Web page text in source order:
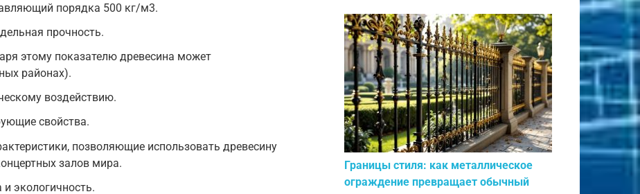
порядка 500 кг/м3.
прочность.
этому показателю древесина может
районах).
воздействию.
свойства.
позволяющие использовать древесину
залов мира.
и экологичность.
Границы стиля: как металлическое
ограждение превращает обычный